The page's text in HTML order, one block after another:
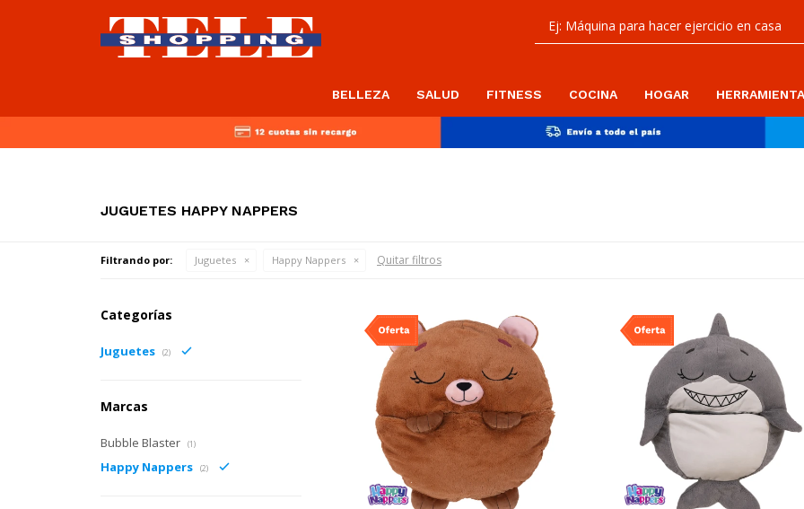
BELLEZA SALUD FITNESS COCINA HOGAR
JUGUETES HAPPY NAPPERS
Filtrando por: Juguetes Happy Nappers Quitar filtros
Categorías
Juguetes (2)
Marcas
Bubble Blaster (1)
Happy Nappers (2)